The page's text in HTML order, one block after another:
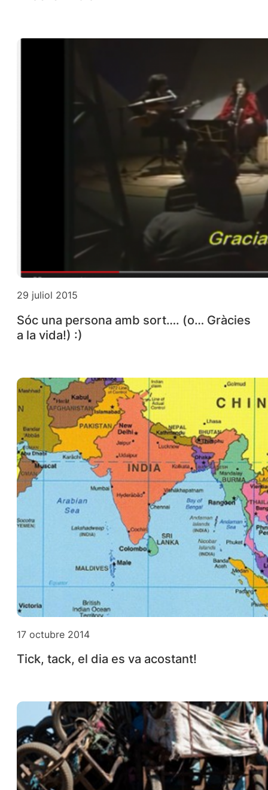
29 juliol 2015
Sóc una persona amb sort…. (o… Gràcies
a la vida!) :)
17 octubre 2014
Tick, tack, el dia es va acostant!